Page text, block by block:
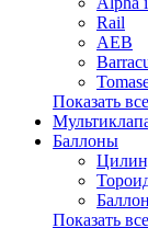
Rail
AEB
Показать
Баллоны
Показать